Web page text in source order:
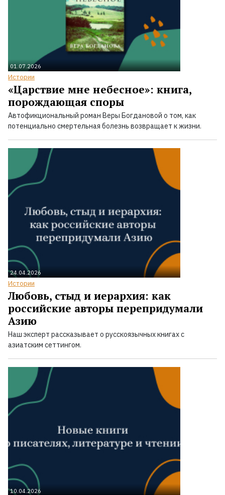
01.07.2026
Истории
«Царствие мне небесное»: книга,
порождающая споры
Автофикциональный роман Веры Богдановой о том, как
потенциально смертельная болезнь возвращает к жизни.
24.04.2026
Истории
Любовь, стыд и иерархия: как
российские авторы перепридумали
Азию
Наш эксперт рассказывает о русскоязычных книгах с
азиатским сеттингом.
10.04.2026